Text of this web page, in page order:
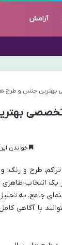
آرامش
بهترین جنس و طرح
تخصصی
خواندن این مطلب 11
طرح و رنگ،
از یک انتخاب
جامع، به
با آگاهی